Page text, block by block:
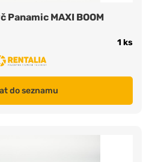
MAXI BOOM
1 ks
do seznamu